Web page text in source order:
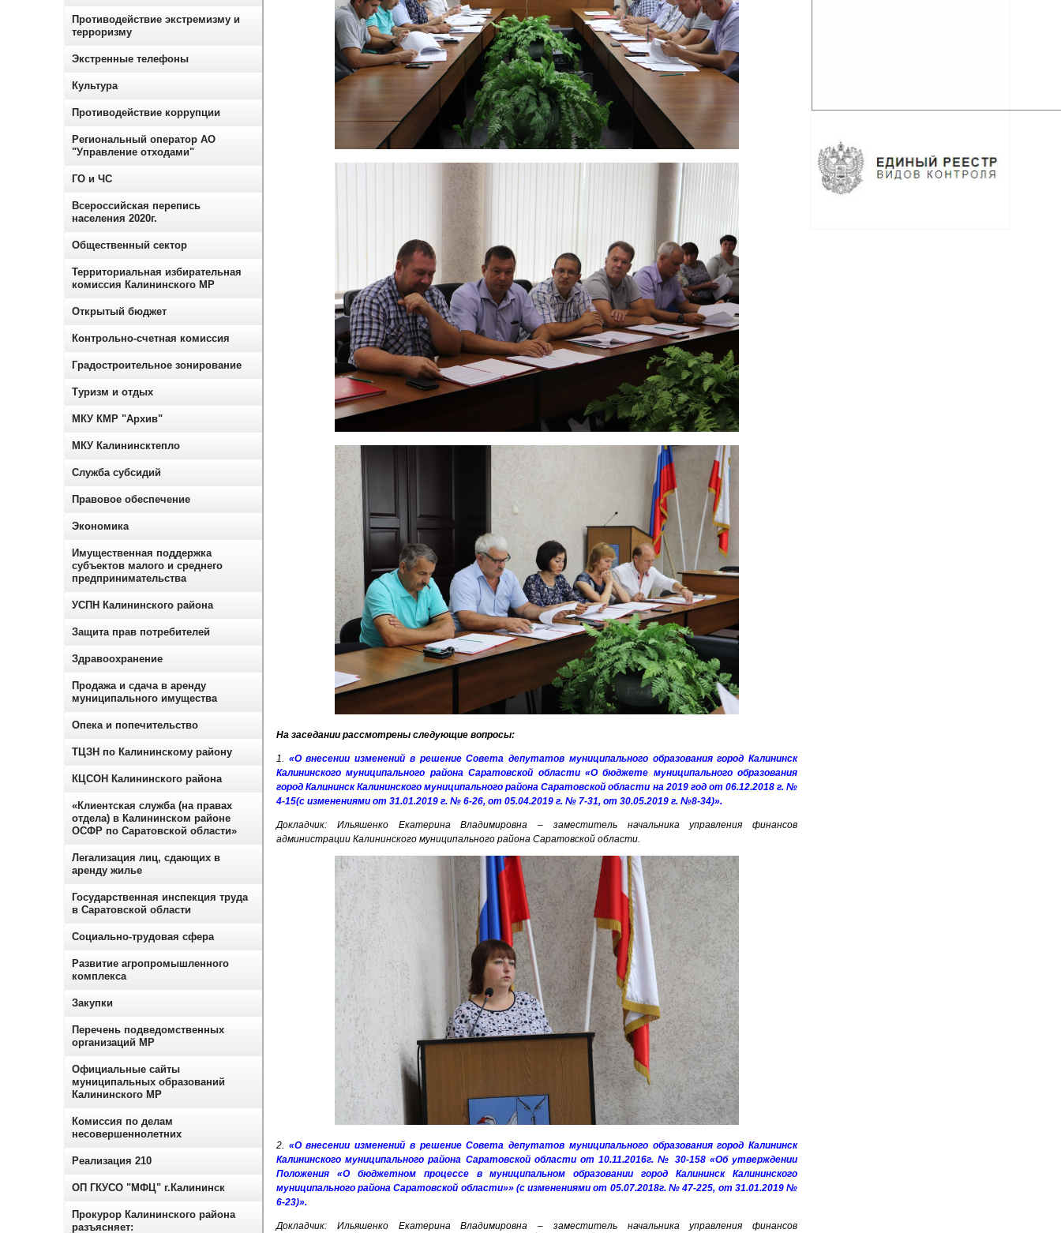
На заседании рассмотрены следующие вопросы:
1. «О внесении изменений в решение Совета депутатов муниципального образования город Калининск
Калининского муниципального района Саратовской области «О бюджете муниципального образования
город Калининск Калининского муниципального района Саратовской области на 2019 год от 06.12.2018 г. №
4-15(с изменениями от 31.01.2019 г. № 6-26, от 05.04.2019 г. № 7-31, от 30.05.2019 г. №8-34)».
Докладчик: Ильяшенко Екатерина Владимировна – заместитель начальника управления финансов
администрации Калининского муниципального района Саратовской области.
2. «О внесении изменений в решение Совета депутатов муниципального образования город Калининск
Калининского муниципального района Саратовской области от 10.11.2016г. № 30-158 «Об утверждении
Положения «О бюджетном процессе в муниципальном образовании город Калининск Калининского
муниципального района Саратовской области»» (с изменениями от 05.07.2018г. № 47-225, от 31.01.2019 №
6-23)».
Докладчик: Ильяшенко Екатерина Владимировна – заместитель начальника управления финансов
Противодействие экстремизму и
терроризму
Экстренные телефоны
Культура
Противодействие коррупции
Региональный оператор АО
"Управление отходами"
ГО и ЧС
Всероссийская перепись
населения 2020г.
Общественный сектор
Территориальная избирательная
комиссия Калининского МР
Открытый бюджет
Контрольно-счетная комиссия
Градостроительное зонирование
Туризм и отдых
МКУ КМР "Архив"
МКУ Калининсктепло
Служба субсидий
Правовое обеспечение
Экономика
Имущественная поддержка
субъектов малого и среднего
предпринимательства
УСПН Калининского района
Защита прав потребителей
Здравоохранение
Продажа и сдача в аренду
муниципального имущества
Опека и попечительство
ТЦЗН по Калининскому району
КЦСОН Калининского района
«Клиентская служба (на правах
отдела) в Калининском районе
ОСФР по Саратовской области»
Легализация лиц, сдающих в
аренду жилье
Государственная инспекция труда
в Саратовской области
Социально-трудовая сфера
Развитие агропромышленного
комплекса
Закупки
Перечень подведомственных
организаций МР
Официальные сайты
муниципальных образований
Калининского МР
Комиссия по делам
несовершеннолетних
Реализация 210
ОП ГКУСО "МФЦ" г.Калининск
Прокурор Калининского района
разъясняет: